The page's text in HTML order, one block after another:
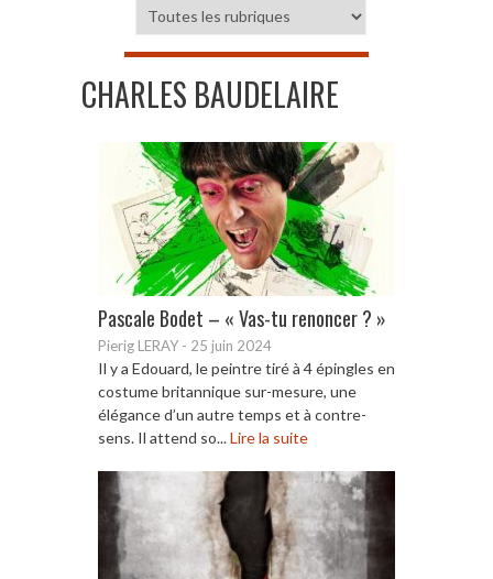
CHARLES BAUDELAIRE
Pascale Bodet – « Vas-tu renoncer ? »
Pierig LERAY - 25 juin 2024
Il y a Edouard, le peintre tiré à 4 épingles en
costume britannique sur-mesure, une
élégance d’un autre temps et à contre-
sens. Il attend so...Lire la suite